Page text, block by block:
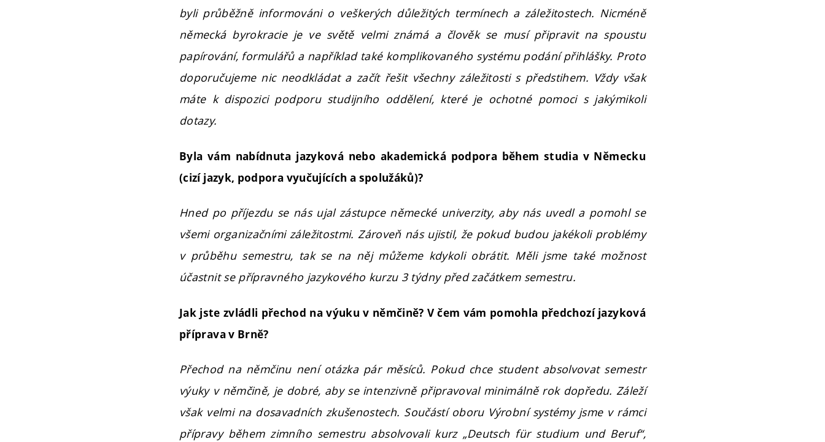
byli průběžně informováni o veškerých důležitých termínech a záležitostech. Nicméně
německá byrokracie je ve světě velmi známá a člověk se musí připravit na spoustu
papírování, formulářů a například také komplikovaného systému podání přihlášky. Proto
doporučujeme nic neodkládat a začít řešit všechny záležitosti s předstihem. Vždy však
máte k dispozici podporu studijního oddělení, které je ochotné pomoci s jakýmikoli
dotazy.
Byla vám nabídnuta jazyková nebo akademická podpora během studia v Německu
(cizí jazyk, podpora vyučujících a spolužáků)?
Hned po příjezdu se nás ujal zástupce německé univerzity, aby nás uvedl a pomohl se
všemi organizačními záležitostmi. Zároveň nás ujistil, že pokud budou jakékoli problémy
v průběhu semestru, tak se na něj můžeme kdykoli obrátit. Měli jsme také možnost
účastnit se přípravného jazykového kurzu 3 týdny před začátkem semestru.
Jak jste zvládli přechod na výuku v němčině? V čem vám pomohla předchozí jazyková
příprava v Brně?
Přechod na němčinu není otázka pár měsíců. Pokud chce student absolvovat semestr
výuky v němčině, je dobré, aby se intenzivně připravoval minimálně rok dopředu. Záleží
však velmi na dosavadních zkušenostech. Součástí oboru Výrobní systémy jsme v rámci
přípravy během zimního semestru absolvovali kurz „Deutsch für studium und Beruf“,